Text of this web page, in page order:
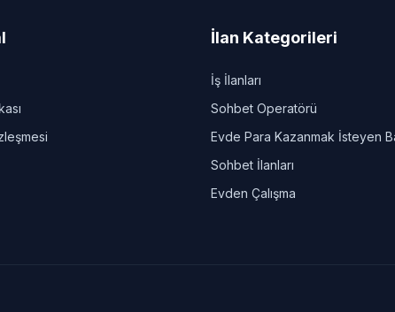
İlan Kategorileri
İş İlanları
Sohbet Operatörü
Evde Para Kazanmak İsteyen
Sohbet İlanları
Evden Çalışma